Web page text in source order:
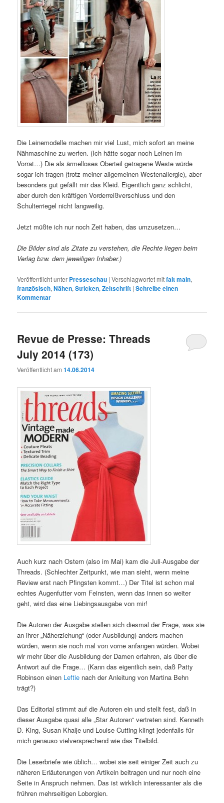
Die Leinemodelle machen mir viel Lust, mich sofort an meine
Nähmaschine zu werfen. (Ich hätte sogar noch Leinen im
Vorrat…) Die als ärmelloses Oberteil getragene Weste würde
sogar ich tragen (trotz meiner allgemeinen Westenallergie), aber
besonders gut gefällt mir das Kleid. Eigentlich ganz schlicht,
aber durch den kräftigen Vorderreißverschluss und den
Schulterriegel nicht langweilig.
Jetzt müßte ich nur noch Zeit haben, das umzusetzen…
Die Bilder sind als Zitate zu verstehen, die Rechte liegen beim
Verlag bzw. dem jeweiligen Inhaber.)
Veröffentlicht unter Presseschau |Verschlagwortet mitfait main,
französisch,Nähen,Stricken,Zeitschrift |Schreibe einen
Kommentar
Revue de Presse: Threads
July 2014 (173)
Veröffentlicht am14.06.2014
Auch kurz nach Ostern (also im Mai) kam die Juli-Ausgabe der
Threads. (Schlechter Zeitpunkt, wie man sieht, wenn meine
Review erst nach Pfingsten kommt…) Der Titel ist schon mal
echtes Augenfutter vom Feinsten, wenn das innen so weiter
geht, wird das eine Liebingsausgabe von mir!
Die Autoren der Ausgabe stellen sich diesmal der Frage, was sie
an ihrer „Näherziehung“ (oder Ausbildung) anders machen
würden, wenn sie noch mal von vorne anfangen würden. Wobei
wir mehr über die Ausbildung der Damen erfahren, als über die
Antwort auf die Frage… (Kann das eigentlich sein, daß Patty
Robinson einen Leftie nach der Anleitung von Martina Behn
trägt?)
Das Editorial stimmt auf die Autoren ein und stellt fest, daß in
dieser Ausgabe quasi alle „Star Autoren“ vertreten sind. Kenneth
D. King, Susan Khalje und Louise Cutting klingt jedenfalls für
mich genauso vielversprechend wie das Titelbild.
Die Leserbriefe wie üblich… wobei sie seit einiger Zeit auch zu
näheren Erläuterungen von Artikeln beitragen und nur noch eine
Seite in Anspruch nehmen. Das ist wirklich interessanter als die
frühren mehrseitigen Loborgien.